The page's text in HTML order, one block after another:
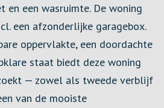
een wasruimte. De woning
een afzonderlijke garagebox.
oppervlakte, een doordachte
staat biedt deze woning
— zowel als tweede verblijf
van de mooiste